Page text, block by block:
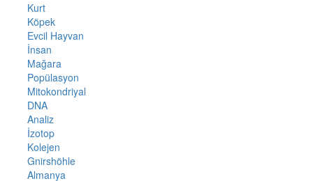
Kurt
Köpek
Evcil Hayvan
İnsan
Mağara
Popülasyon
Mitokondriyal
DNA
Analiz
İzotop
Kolejen
Gnirshöhle
Almanya